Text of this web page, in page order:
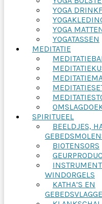
YOGA
YOGA
YOGATASSEN
MEDITATIE
SPIRITUEEL
BEELDJES,
BIOTENSORS
WINDORGELS
KATHA’S EN